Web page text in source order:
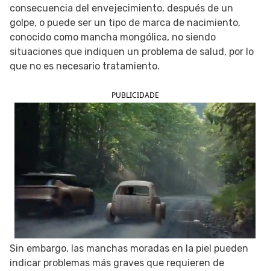
SIGUE TUA SAÚDE EN LAS REDES SOCIALES
consecuencia del envejecimiento, después de un
golpe, o puede ser un tipo de marca de nacimiento,
conocido como mancha mongólica, no siendo
situaciones que indiquen un problema de salud, por lo
que no es necesario tratamiento.
PUBLICIDADE
Sin embargo, las manchas moradas en la piel pueden
indicar problemas más graves que requieren de